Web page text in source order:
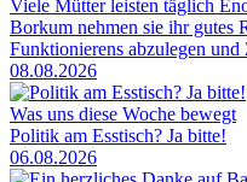
Viele Mütter leisten täglich
Borkum nehmen sie ihr gutes
Funktionierens abzulegen
08.08.2026
Was uns diese Woche bewegt
Politik am Esstisch? Ja bitte!
06.08.2026